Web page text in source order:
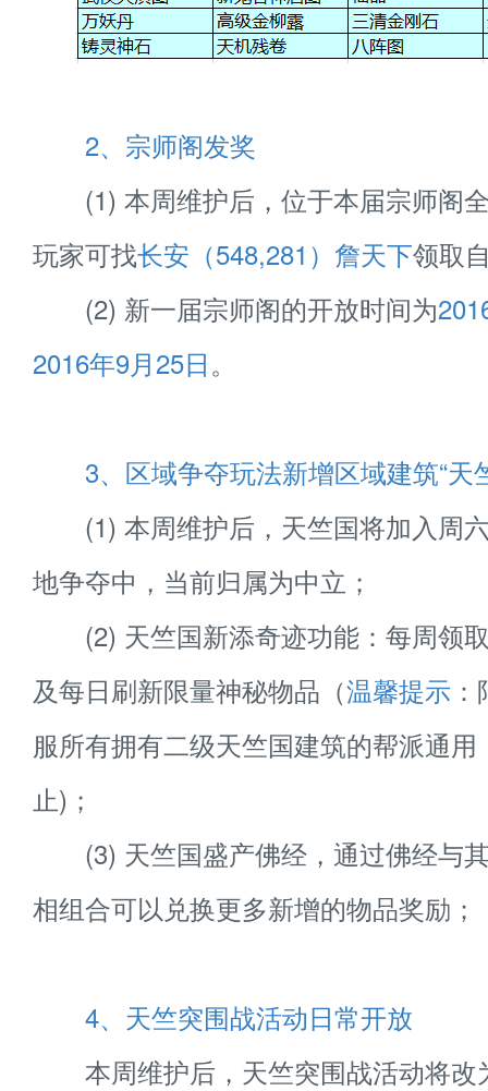
2、宗师阁发奖
(1) 本周维护后，位于本届宗师阁
玩家可找长安（548,281）詹天下领取
(2) 新一届宗师阁的开放时间为
2016年9月25日。
3、区域争夺玩法新增区域建筑“天
(1) 本周维护后，天竺国将加入周
地争夺中，当前归属为中立；
(2) 天竺国新添奇迹功能：每周领
及每日刷新限量神秘物品（温馨提示
服所有拥有二级天竺国建筑的帮派通
止)；
(3) 天竺国盛产佛经，通过佛经与
相组合可以兑换更多新增的物品奖励；
4、天竺突围战活动日常开放
本周维护后，天竺突围战活动将改